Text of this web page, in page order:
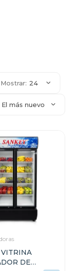
Mostrar: 24
El más nuevo
DE